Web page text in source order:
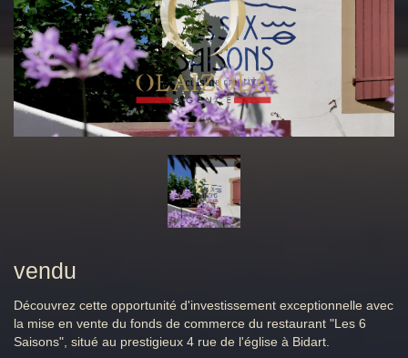
vendu
Découvrez cette opportunité d'investissement exceptionnelle avec
la mise en vente du fonds de commerce du restaurant "Les 6
Saisons", situé au prestigieux 4 rue de l'église à Bidart.